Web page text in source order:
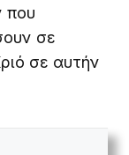
που
σε
σε αυτήν